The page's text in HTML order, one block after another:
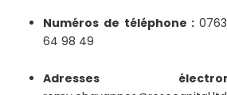
Numéros de téléphone :
64 98 49
Adresses